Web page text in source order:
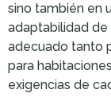
sino también en
adaptabilidad
adecuado tanto
para
exigencias de